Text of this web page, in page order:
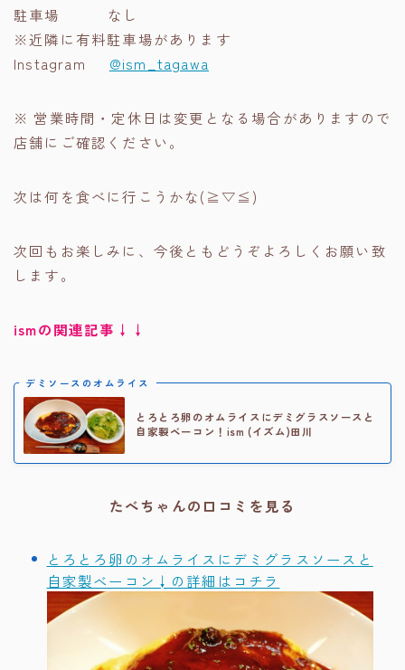
駐車場 なし
※近隣に有料駐車場があります
Instagram @ism_tagawa
※ 営業時間・定休日は変更となる場合がありますので
店舗にご確認ください。
次は何を食べに行こうかな(≧▽≦)
次回もお楽しみに、今後ともどうぞよろしくお願い致
します。
ismの関連記事↓↓
デミソースのオムライス
とろとろ卵のオムライスにデミグラスソースと
自家製ベーコン！ism (イズム)田川
たべちゃんの口コミを見る
とろとろ卵のオムライスにデミグラスソースと
自家製ベーコン↓の詳細はコチラ